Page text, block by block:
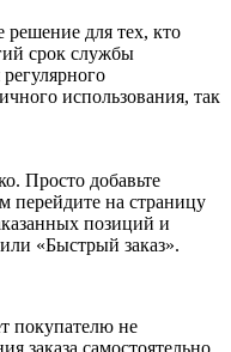
для тех, кто
срок службы
использования, так
Просто добавьте
перейдите на страницу
позиций и
«Быстрый заказ».
покупателю не
заказа самостоятельно.